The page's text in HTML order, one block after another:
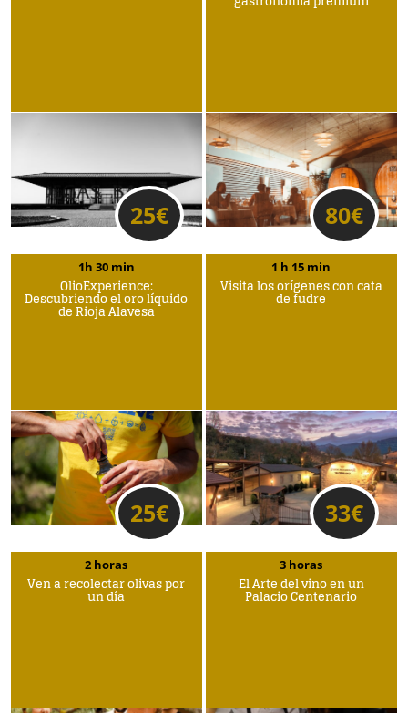
25€ 80€
3 horas
El Arte del vino en un
Palacio Centenario
1 h 15 min
Visita los orígenes con cata
de fudre
33€
2 horas
Ven a recolectar olivas por
un día
1h 30 min
OlioExperience:
Descubriendo el oro líquido
de Rioja Alavesa
25€